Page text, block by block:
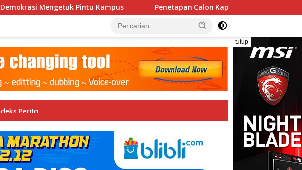
Mengetuk Pintu Kampus Penetapan Calon Kapitalaung 11 Agustus:
tutup
Berita